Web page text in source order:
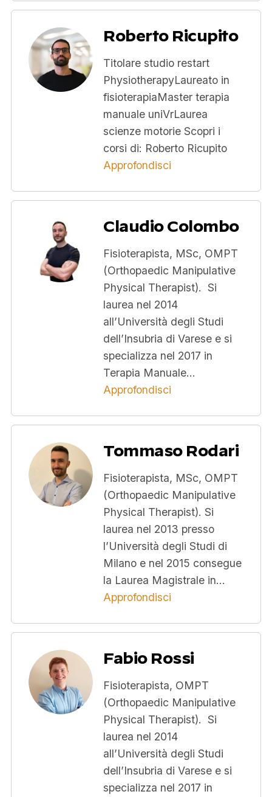
Roberto Ricupito
Titolare studio restart
PhysiotherapyLaureato in
fisioterapiaMaster terapia
manuale uniVrLaurea
scienze motorie Scopri i
corsi di: Roberto Ricupito
Approfondisci
Claudio Colombo
Fisioterapista, MSc, OMPT
(Orthopaedic Manipulative
Physical Therapist). Si
laurea nel 2014
all’Università degli Studi
dell’Insubria di Varese e si
specializza nel 2017 in
Terapia Manuale…
Approfondisci
Tommaso Rodari
Fisioterapista, MSc, OMPT
(Orthopaedic Manipulative
Physical Therapist). Si
laurea nel 2013 presso
l’Università degli Studi di
Milano e nel 2015 consegue
la Laurea Magistrale in…
Approfondisci
Fabio Rossi
Fisioterapista, OMPT
(Orthopaedic Manipulative
Physical Therapist). Si
laurea nel 2014
all’Università degli Studi
dell’Insubria di Varese e si
specializza nel 2017 in